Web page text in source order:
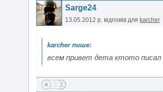
Sarge24
13.05.2012 р. відповів для karcher
всем привет дета ктото писал